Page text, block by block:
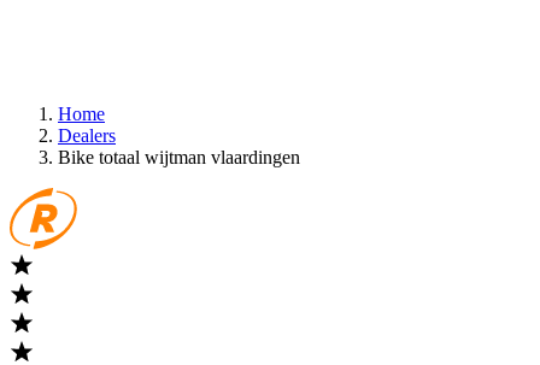
Home
Dealers
Bike totaal wijtman vlaardingen